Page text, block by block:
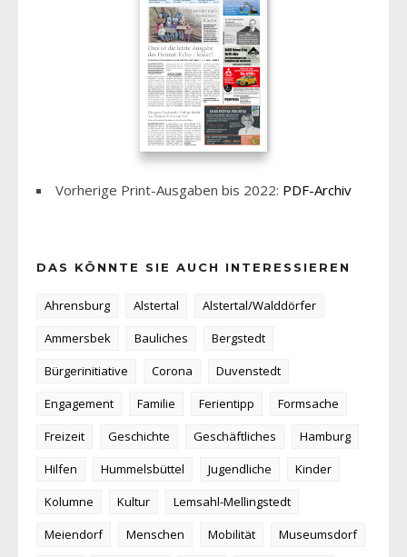
Vorherige Print-Ausgaben bis 2022: PDF-Archiv
DAS KÖNNTE SIE AUCH INTERESSIEREN
Ahrensburg Alstertal
Alstertal/Walddörfer
Ammersbek
Bauliches
Bergstedt
Bürgerinitiative
Corona
Duvenstedt
Engagement
Familie Ferientipp
Formsache
Freizeit
Geschichte Geschäftliches
Hamburg
Hilfen
Hummelsbüttel Jugendliche
Kinder
Kolumne
Kultur
Lemsahl-Mellingstedt
Meiendorf
Menschen Mobilität
Museumsdorf